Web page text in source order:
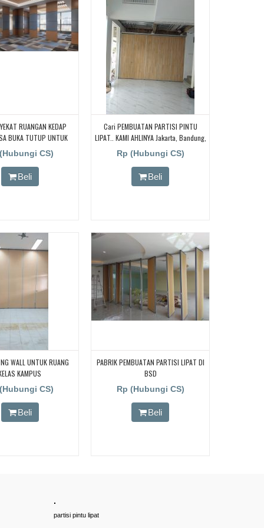
RUANGAN KEDAP
BUKA TUTUP UNTUK
STUDIO, DAN CAFFE
CS)
Beli
Cari PEMBUATAN PARTISI PINTU
LIPAT.. KAMI AHLINYA Jakarta, Bandung,
Bekasi, Tangerang, Bogor, Sumatra
Bali Dll. Penyekat Ruangan Redam
Suara.! BORNEO PARTISI PINTU LIPAT,
Cari Partisi Geser/PABRIK BORNEO
Rp (Hubungi CS)
Beli
WALL UNTUK RUANG
KAMPUS
CS)
Beli
PABRIK PEMBUATAN PARTISI LIPAT DI
BSD
|TANGERANG|JAKARTA|DEPOK|JABODETABEK
Rp (Hubungi CS)
Beli
.
partisi pintu lipat